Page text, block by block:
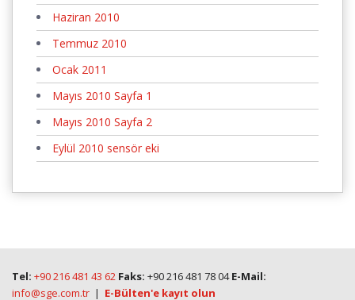
Haziran 2010
Temmuz 2010
Ocak 2011
Mayıs 2010 Sayfa 1
Mayıs 2010 Sayfa 2
Eylül 2010 sensör eki
Tel: +90 216 481 43 62 Faks: +90 216 481 78 04E-Mail:
info@sge.com.tr | E-Bülten'e kayıt olun